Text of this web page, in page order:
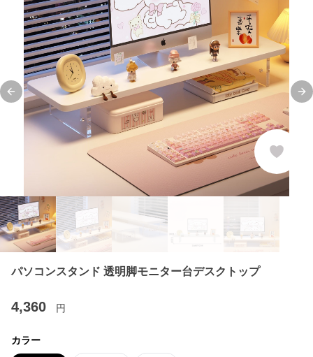
Previous slide
パソコンスタンド 透明脚モニター台デスクトップ
4,360 円
カラー